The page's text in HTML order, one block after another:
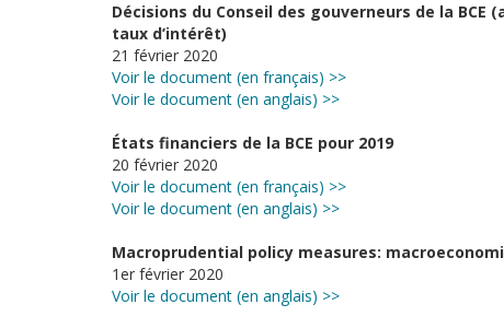
Décisions du Conseil des gouverneurs de la
taux d’intérêt)
21 février 2020
Voir le document (en français) >>
Voir le document (en anglais) >>
États financiers de la BCE pour 2019
20 février 2020
Voir le document (en français) >>
Voir le document (en anglais) >>
Macroprudential policy measures:
1er février 2020
Voir le document (en anglais) >>